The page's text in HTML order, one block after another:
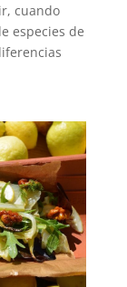
cuando
especies de